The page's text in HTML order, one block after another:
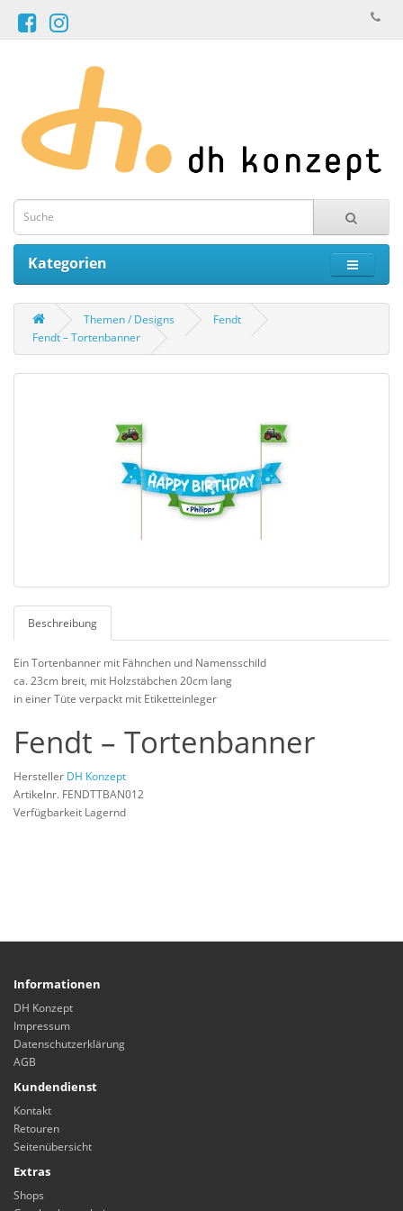
Kategorien
Themen / Designs
Fendt
Fendt – Tortenbanner
Beschreibung
Ein Tortenbanner mit Fähnchen und Namensschild
ca. 23cm breit, mit Holzstäbchen 20cm lang
in einer Tüte verpackt mit Etiketteinleger
Fendt – Tortenbanner
Hersteller DH Konzept
Artikelnr. FENDTTBAN012
Verfügbarkeit Lagernd
Informationen
DH Konzept
Impressum
Datenschutzerklärung
AGB
Kundendienst
Kontakt
Retouren
Seitenübersicht
Extras
Shops